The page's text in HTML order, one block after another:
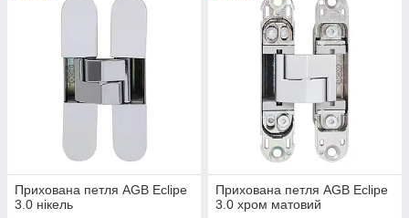
Прихована петля AGB Eclipe
3.0 нікель
Прихована петля AGB Eclipe
3.0 хром матовий